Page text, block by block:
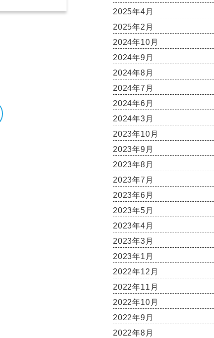
2025年4月
2025年2月
2024年10月
2024年9月
2024年8月
2024年7月
2024年6月
2024年3月
2023年10月
2023年9月
2023年8月
2023年7月
2023年6月
2023年5月
2023年4月
2023年3月
2023年1月
2022年12月
2022年11月
2022年10月
2022年9月
2022年8月